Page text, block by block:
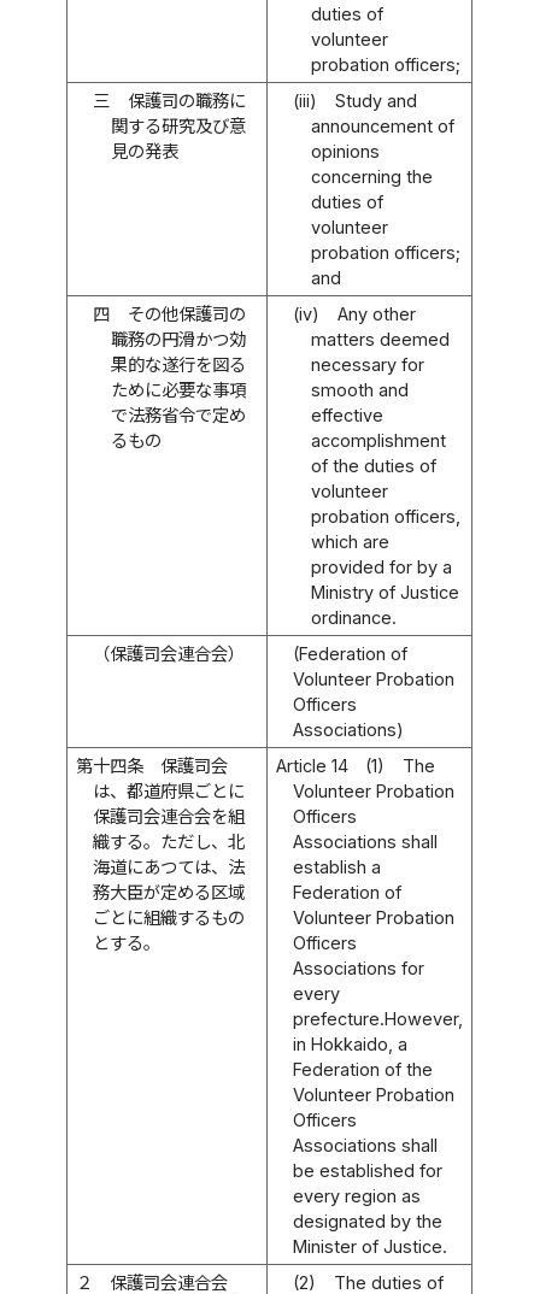
duties of
volunteer
probation officers;
三
保護司の職務に
関する研究及び意
見の発表
(iii)
Study and
announcement of
opinions
concerning the
duties of
volunteer
probation officers;
and
四
その他保護司の
職務の円滑かつ効
果的な遂行を図る
ために必要な事項
で法務省令で定め
るもの
(iv)
Any other
matters deemed
necessary for
smooth and
effective
accomplishment
of the duties of
volunteer
probation officers,
which are
provided for by a
Ministry of Justice
ordinance.
（保護司会連合会）
(Federation of
Volunteer Probation
Officers
Associations)
第十四条
保護司会
は、都道府県ごとに
保護司会連合会を組
織する。ただし、北
海道にあつては、法
務大臣が定める区域
ごとに組織するもの
とする。
Article 14 (1)
The
Volunteer Probation
Officers
Associations shall
establish a
Federation of
Volunteer Probation
Officers
Associations for
every
prefecture.However,
in Hokkaido, a
Federation of the
Volunteer Probation
Officers
Associations shall
be established for
every region as
designated by the
Minister of Justice.
２
保護司会連合会
(2)
The duties of